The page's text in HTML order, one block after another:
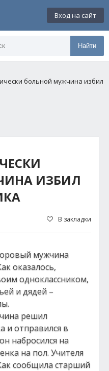
Вход на сайт
Найти
больной мужчина избил
ИЗБИЛ
В закладки
мужчина
оказалось,
одноклассником,
и дядей –
решил
и отправился в
набросился на
на пол. Учителя
сообщила старший